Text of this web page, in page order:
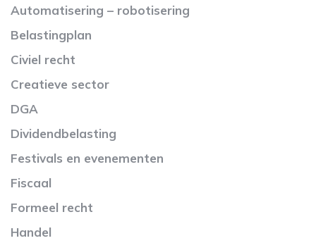
Automatisering – robotisering
Belastingplan
Civiel recht
Creatieve sector
DGA
Dividendbelasting
Festivals en evenementen
Fiscaal
Formeel recht
Handel